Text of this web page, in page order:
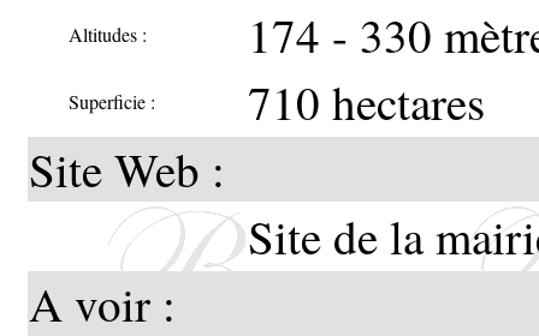
Altitudes : 174 - 330
Superficie :
710 hectares
Site Web :
Site de la
A voir :